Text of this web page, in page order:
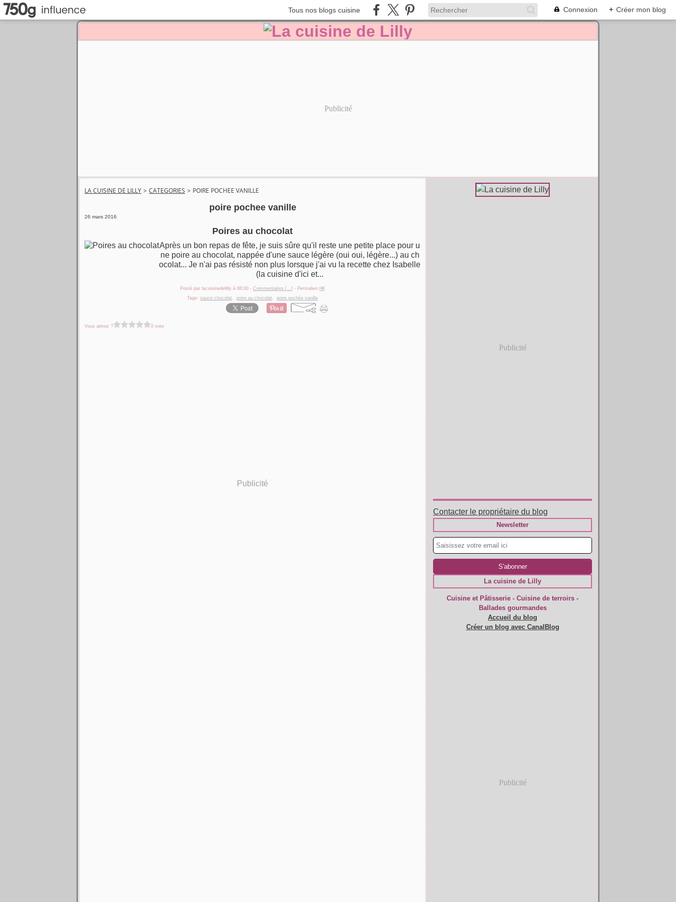
Tous nos blogs cuisine Connexion + Créer mon blog
Publicité
LA CUISINE DE LILLY > CATEGORIES > POIRE POCHEE VANILLE
poire pochee vanille
26 mars 2016
Poires au chocolat
Après un bon repas de fête, je suis sûre qu'il reste une petite place pour u
ne poire au chocolat, nappée d'une sauce légère (oui oui, légère...) au ch
ocolat... Je n'ai pas résisté non plus lorsque j'ai vu la recette chez Isabelle
(la cuisine d'ici et...
Posté par lacuisinedelilly à 08:00 - Commentaires [ …] - Permalien [#]
Tags: sauce chocolat , poire au chocolat , poire pochée vanille
Vous aimez ? 0 vote
Publicité
Publicité
Contacter le propriétaire du blog
Newsletter
La cuisine de Lilly
Cuisine et Pâtisserie - Cuisine de terroirs -
Ballades gourmandes
Accueil du blog
Créer un blog avec CanalBlog
Publicité